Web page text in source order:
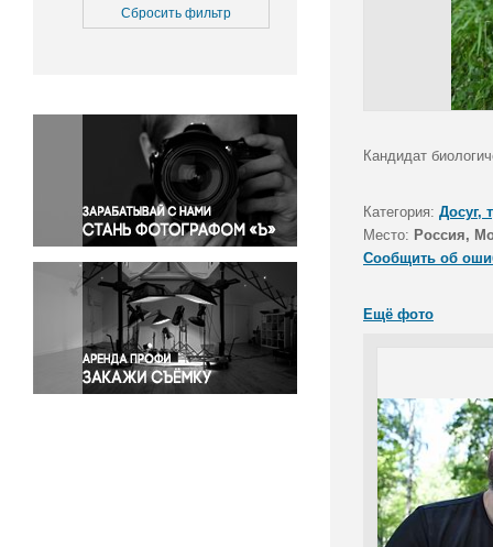
Медицина
Окружающая среда
Политика
Правосудие
Происшествия и конфликты
Религия
Светская жизнь
Спорт
Экология
Экономика и бизнес
Сбросить фильтр
Кандидат
Категория: Досуг,
Место: Россия,
Сообщить об
Ещё фото